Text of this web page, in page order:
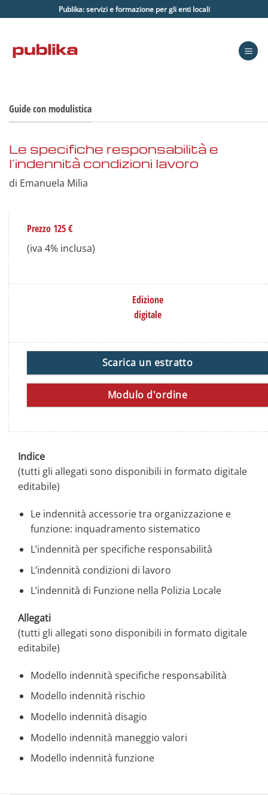
ai
Publika: servizi e formazione per gli enti locali
Guide con modulistica
Le specifiche responsabilità e
l’indennità condizioni lavoro
di Emanuela Milia
Prezzo 125 €
(iva 4% inclusa)
Edizione
digitale
Scarica un estratto
Modulo d'ordine
Indice
(tutti gli allegati sono disponibili in formato digitale
editabile)
Le indennità accessorie tra organizzazione e
funzione: inquadramento sistematico
L’indennità per specifiche responsabilità
L’indennità condizioni di lavoro
L’indennità di Funzione nella Polizia Locale
Allegati
(tutti gli allegati sono disponibili in formato digitale
editabile)
Modello indennità specifiche responsabilità
Modello indennità rischio
Modello indennità disagio
Modello indennità maneggio valori
Modello indennità funzione